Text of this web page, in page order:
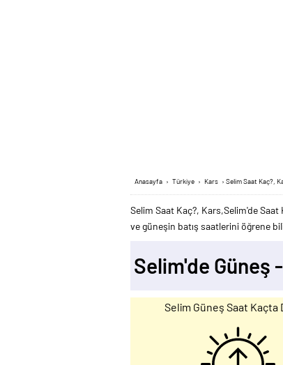
Anasayfa › Türkiye › Kars › Selim Saat Kaç?,
Selim Saat Kaç?, Kars,Selim'de
ve güneşin batış saatlerini öğrene
Selim'de Güneş
Selim Güneş Saat Kaçta